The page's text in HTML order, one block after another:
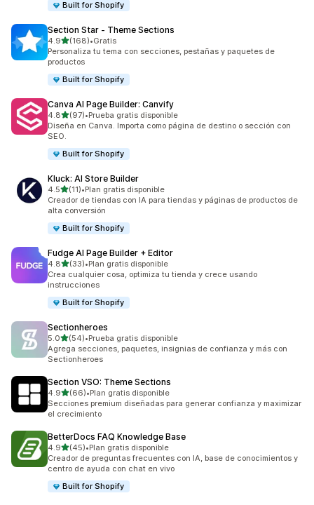
Built for Shopify
Section Star ‑ Theme Sections
4.9de 5 estrellas
(168)
168 reseñas en total
•Gratis
Personaliza tu tema con secciones, pestañas y paquetes de
productos
Built for Shopify
Canva AI Page Builder: Canvify
4.8de 5 estrellas
(97)
97 reseñas en total
•Prueba gratis disponible
Diseña en Canva. Importa como página de destino o sección con
SEO.
Built for Shopify
Kluck: AI Store Builder
4.5de 5 estrellas
(11)
11 reseñas en total
•Plan gratis disponible
Creador de tiendas con IA para tiendas y páginas de productos de
alta conversión
Built for Shopify
Fudge AI Page Builder + Editor
4.8de 5 estrellas
(33)
33 reseñas en total
•Plan gratis disponible
Crea cualquier cosa, optimiza tu tienda y crece usando
instrucciones
Built for Shopify
Sectionheroes
5.0de 5 estrellas
(54)
54 reseñas en total
•Prueba gratis disponible
Agrega secciones, paquetes, insignias de confianza y más con
Sectionheroes
Section VSO: Theme Sections
4.9de 5 estrellas
(66)
66 reseñas en total
•Plan gratis disponible
Secciones premium diseñadas para generar confianza y maximizar
el crecimiento
BetterDocs FAQ Knowledge Base
4.9de 5 estrellas
(45)
45 reseñas en total
•Plan gratis disponible
Creador de preguntas frecuentes con IA, base de conocimientos y
centro de ayuda con chat en vivo
Built for Shopify